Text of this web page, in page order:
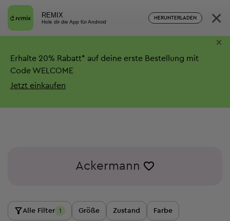
REMIX
Hole dir die App für Android
HERUNTERLADEN ×
Erhalte 20% Rabatt* auf deine erste Bestellung mit
Code WELCOME
Jetzt einkaufen
×
Ackermann
Alle Filter 1 Größe Zustand Farbe